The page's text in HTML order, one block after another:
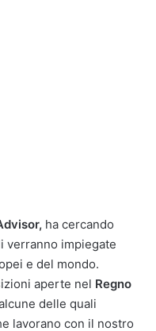
ha cercando
verranno impiegate
e del mondo.
aperte nel Regno
delle quali
lavorano con il nostro